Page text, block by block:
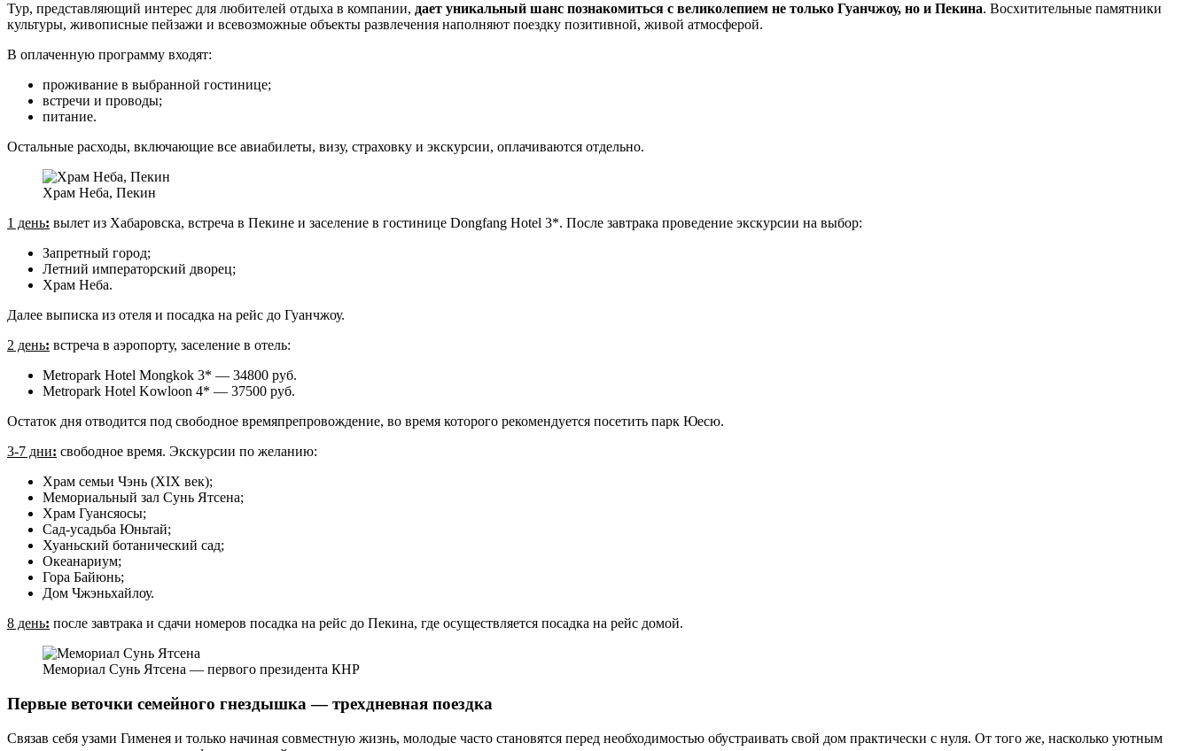
Тур, представляющий интерес для любителей отдыха в компании, дает уникальный шанс познакомиться с великолепием не только Гуанчжоу, но и Пекина. Восхитительные памятники
культуры, живописные пейзажи и всевозможные объекты развлечения наполняют поездку позитивной, живой атмосферой.
В оплаченную программу входят:
проживание в выбранной гостинице;
встречи и проводы;
питание.
Остальные расходы, включающие все авиабилеты, визу, страховку и экскурсии, оплачиваются отдельно.
Храм Неба, Пекин
1 день: вылет из Хабаровска, встреча в Пекине и заселение в гостинице Dongfang Hotel 3*. После завтрака проведение экскурсии на выбор:
Запретный город;
Летний императорский дворец;
Храм Неба.
Далее выписка из отеля и посадка на рейс до Гуанчжоу.
2 день: встреча в аэропорту, заселение в отель:
Metropark Hotel Mongkok 3* — 34800 руб.
Metropark Hotel Kowloon 4* — 37500 руб.
Остаток дня отводится под свободное времяпрепровождение, во время которого рекомендуется посетить парк Юесю.
3-7 дни: свободное время. Экскурсии по желанию:
Храм семьи Чэнь (XIX век);
Мемориальный зал Сунь Ятсена;
Храм Гуансяосы;
Сад-усадьба Юньтай;
Хуаньский ботанический сад;
Океанариум;
Гора Байюнь;
Дом Чжэньхайлоу.
8 день: после завтрака и сдачи номеров посадка на рейс до Пекина, где осуществляется посадка на рейс домой.
Мемориал Сунь Ятсена — первого президента КНР
Первые веточки семейного гнездышка — трехдневная поездка
Связав себя узами Гименея и только начиная совместную жизнь, молодые часто становятся перед необходимостью обустраивать свой дом практически с нуля. От того же, насколько уютным